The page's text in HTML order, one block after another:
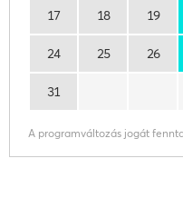
17 18 19
24 25 26
31
A programváltozás jogát